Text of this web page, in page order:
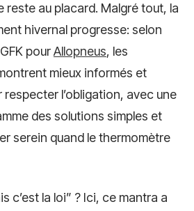
reste au placard. Malgré tout, la
hivernal progresse: selon
pourAllopneus, les
mieux informés et
respecter l’obligation, avec une
des solutions simples et
serein quand le thermomètre
c’est la loi” ? Ici, ce mantra a